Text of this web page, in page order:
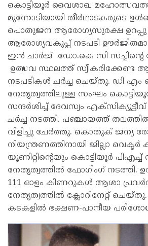
കൊട്ടിയൂർ വൈശാഖ
മുന്നോടിയായി തീർഥാടകരുടെ
പൊതുജന ആരോഗ്യസുരക്ഷ ഉറപ്പു
ആരോഗ്യവകുപ്പ് നടപടി
ഇൻ ചാർജ് ഡോ.കെ സി സച്ചിന്റെ
ഉത്സവ സ്ഥലത്ത്‌ സ്വീകരിക്കേണ്ട
നടപടികൾ ചർച്ച ചെയ്തു. ഡി എം
നേതൃത്വത്തിലുള്ള സംഘം
സന്ദർശിച്ച് ദേവസ്വം
ചർച്ച നടത്തി. പഞ്ചായത്ത്
വിളിച്ചു ചേർത്തു. കൊതുക് ജന്യ
നിയന്ത്രണത്തിനായി ജില്ലാ
യൂണിറ്റിന്റെയും കൊട്ടിയൂർ
നേതൃത്വത്തിൽ ഫോഗിംഗ് നടത്തി.
111 ഓളം കിണറുകൾ ആശാ
നേതൃത്വത്തിൽ ക്ലോറിനേറ്റ്
കടകളിൽ ഭക്ഷണ-പാനീയ